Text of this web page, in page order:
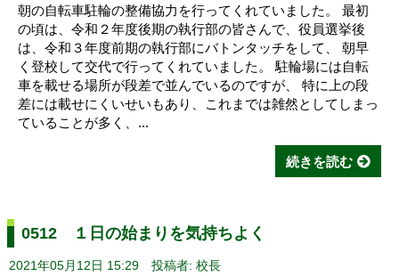
朝の自転車駐輪の整備協力を行ってくれていました。 最初
の頃は、令和２年度後期の執行部の皆さんで、役員選挙後
は、令和３年度前期の執行部にバトンタッチをして、 朝早
く登校して交代で行ってくれていました。 駐輪場には自転
車を載せる場所が段差で並んでいるのですが、 特に上の段
差には載せにくいせいもあり、これまでは雑然としてしまっ
ていることが多く、...
続きを読む
0512 １日の始まりを気持ちよく
2021年05月12日 15:29 投稿者: 校長